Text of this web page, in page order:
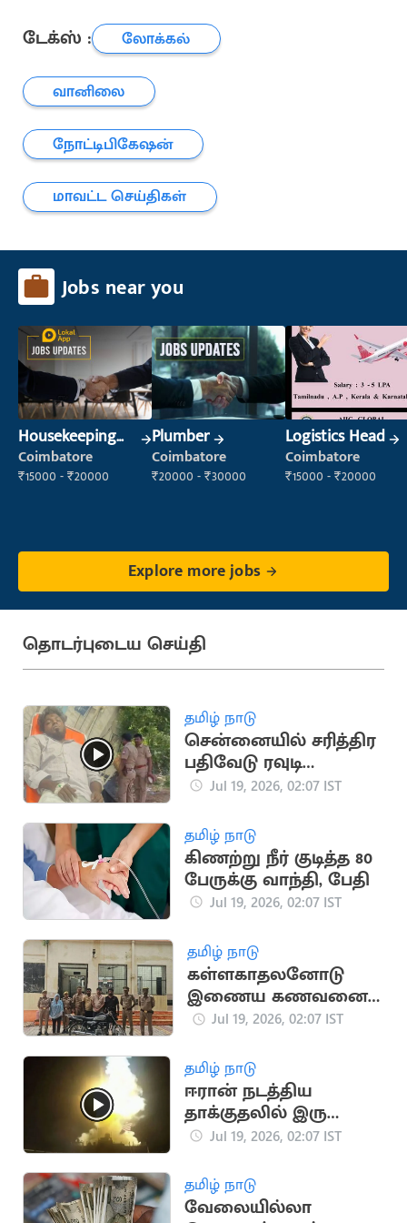
டேக்ஸ் :
லோக்கல்
வானிலை
நோட்டிபிகேஷன்
மாவட்ட செய்திகள்
Jobs near you
Housekeeping
Staff
(Housekeeping)
Coimbatore
₹15000 - ₹20000
Plumber
Coimbatore
₹20000 - ₹30000
Logistics Head
Coimbatore
₹15000 - ₹20000
Explore more jobs
தொடர்புடைய செய்தி
தமிழ் நாடு
சென்னையில் சரித்திர
பதிவேடு ரவுடி
துப்பாக்கியால்
Jul 19, 2026, 02:07 IST
தமிழ் நாடு
கிணற்று நீர் குடித்த 80
பேருக்கு வாந்தி, பேதி
Jul 19, 2026, 02:07 IST
தமிழ் நாடு
கள்ளகாதலனோடு
இணைய கணவனை
பாம்பை வைத்து
Jul 19, 2026, 02:07 IST
தமிழ் நாடு
ஈரான் நடத்திய
தாக்குதலில் இரு
அமெரிக்க வீரர்கள்
Jul 19, 2026, 02:07 IST
தமிழ் நாடு
வேலையில்லா